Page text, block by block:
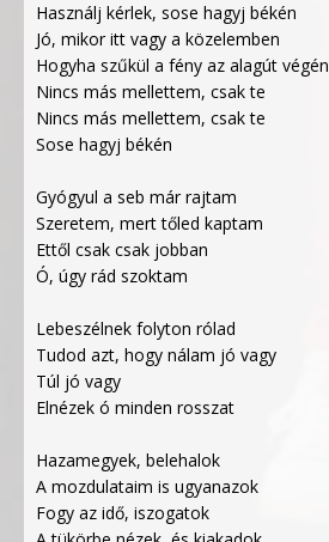
Használj kérlek, sose hagyj békén
Jó, mikor itt vagy a közelemben
Hogyha szűkül a fény az alagút végén
Nincs más mellettem, csak te
Nincs más mellettem, csak te
Sose hagyj békén
Gyógyul a seb már rajtam
Szeretem, mert tőled kaptam
Ettől csak csak jobban
Ó, úgy rád szoktam
Lebeszélnek folyton rólad
Tudod azt, hogy nálam jó vagy
Túl jó vagy
Elnézek ó minden rosszat
Hazamegyek, belehalok
A mozdulataim is ugyanazok
Fogy az idő, iszogatok